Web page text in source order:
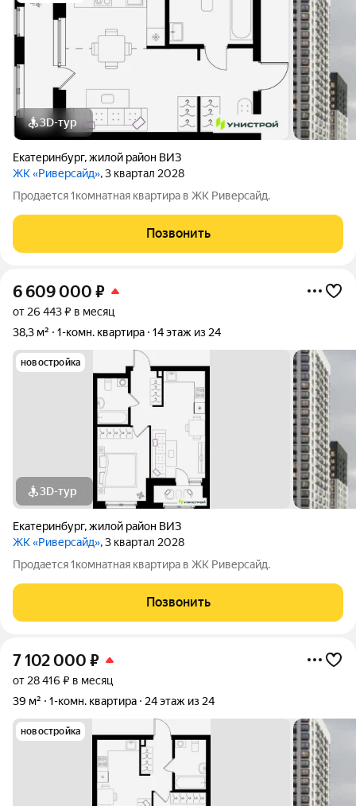
3D-тур
Екатеринбург,жилой район ВИЗ
ЖК «Риверсайд», 3 квартал 2028
Продается 1комнатная квартира в ЖК Риверсайд.
Позвонить
6 609 000 ₽
от 26 443 ₽ в месяц
38,3 м²
1-комн. квартира 14 этаж из 24
новостройка
3D-тур
Екатеринбург,жилой район ВИЗ
ЖК «Риверсайд», 3 квартал 2028
Продается 1комнатная квартира в ЖК Риверсайд.
Позвонить
7 102 000 ₽
от 28 416 ₽ в месяц
39 м²
1-комн. квартира 24 этаж из 24
новостройка